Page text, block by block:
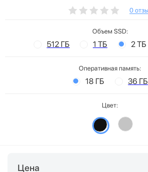
0
Объем SSD:
512 ГБ 1 ТБ 2 ТБ
Оперативная память:
18 ГБ 36 ГБ
Цвет:
Цена